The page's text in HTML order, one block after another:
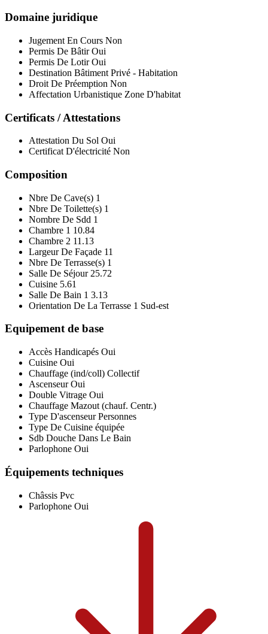
Domaine juridique
Jugement En Cours Non
Permis De Bâtir Oui
Permis De Lotir Oui
Destination Bâtiment Privé - Habitation
Droit De Préemption Non
Affectation Urbanistique Zone D'habitat
Certificats / Attestations
Attestation Du Sol Oui
Certificat D'électricité Non
Composition
Nbre De Cave(s) 1
Nbre De Toilette(s) 1
Nombre De Sdd 1
Chambre 1 10.84
Chambre 2 11.13
Largeur De Façade 11
Nbre De Terrasse(s) 1
Salle De Séjour 25.72
Cuisine 5.61
Salle De Bain 1 3.13
Orientation De La Terrasse 1 Sud-est
Equipement de base
Accès Handicapés Oui
Cuisine Oui
Chauffage (ind/coll) Collectif
Ascenseur Oui
Double Vitrage Oui
Chauffage Mazout (chauf. Centr.)
Type D'ascenseur Personnes
Type De Cuisine équipée
Sdb Douche Dans Le Bain
Parlophone Oui
Équipements techniques
Châssis Pvc
Parlophone Oui